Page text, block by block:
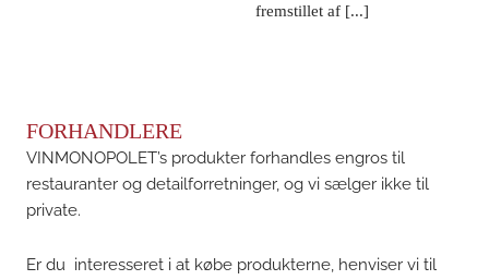
fremstillet af [...]
FORHANDLERE
VINMONOPOLET’s produkter forhandles engros til
restauranter og detailforretninger, og vi sælger ikke til
private.
Er du interesseret i at købe produkterne, henviser vi til